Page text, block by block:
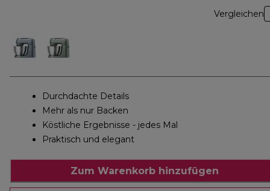
Vergleichen
Durchdachte Details
Mehr als nur Backen
Köstliche Ergebnisse - jedes Mal
Praktisch und elegant
Zum Warenkorb hinzufügen